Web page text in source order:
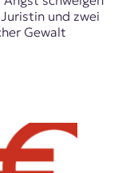
und zwei
Gewalt